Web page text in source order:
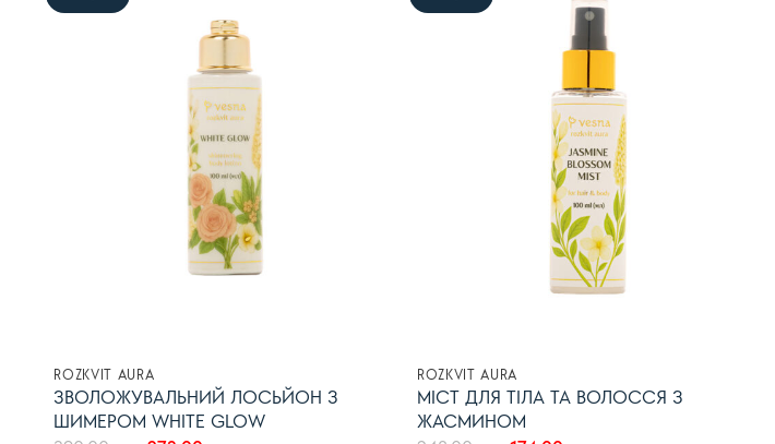
ROZKVIT AURA
ЗВОЛОЖУВАЛЬНИЙ ЛОСЬЙОН З
ШИМЕРОМ WHITE GLOW
ROZKVIT AURA
МІСТ ДЛЯ ТІЛА ТА ВОЛОССЯ З
ЖАСМИНОМ